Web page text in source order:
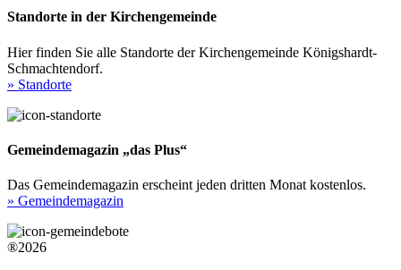
Standorte in der Kirchengemeinde
Hier finden Sie alle Standorte der Kirchengemeinde Königshardt-
Schmachtendorf.
» Standorte
Gemeindemagazin „das Plus“
Das Gemeindemagazin erscheint jeden dritten Monat kostenlos.
» Gemeindemagazin
®2026